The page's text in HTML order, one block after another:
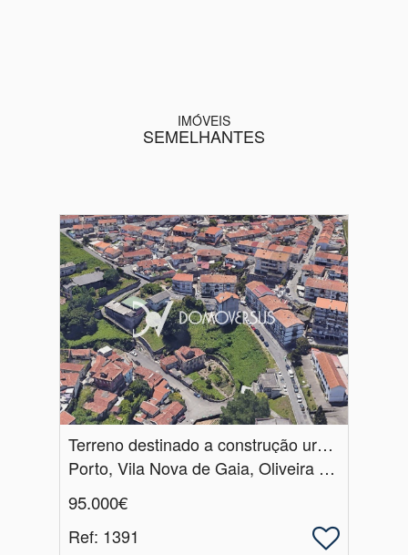
IMÓVEIS
SEMELHANTES
Terreno destinado a construção urbana em Vila Nova de Gaia
Porto, Vila Nova de Gaia, Oliveira do Douro
95.000€
Ref: 1391